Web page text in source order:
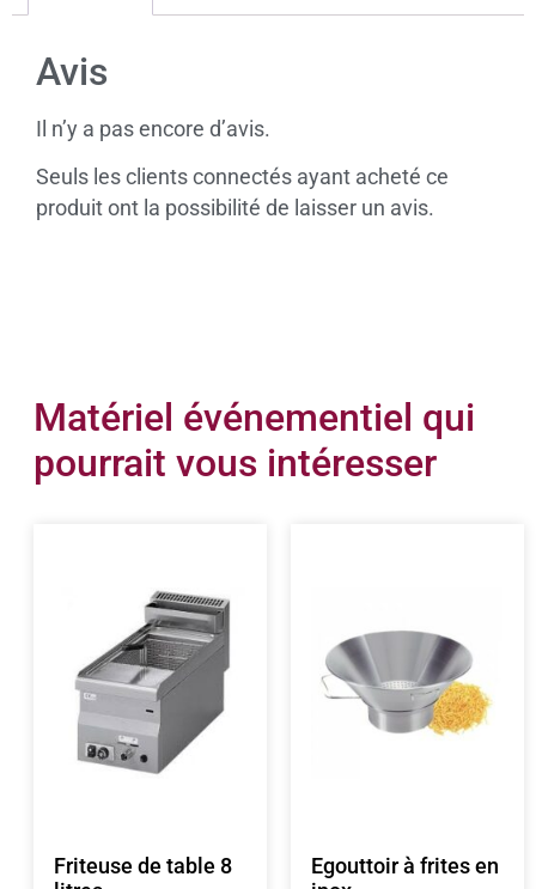
Avis
Il n’y a pas encore d’avis.
Seuls les clients connectés ayant acheté ce
produit ont la possibilité de laisser un avis.
Matériel événementiel qui
pourrait vous intéresser
Friteuse de table 8
Egouttoir à frites en